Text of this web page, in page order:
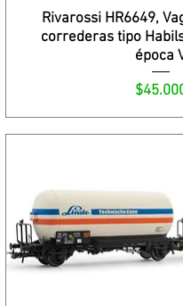
Rivarossi HR6649,
correderas tipo
época
Precio